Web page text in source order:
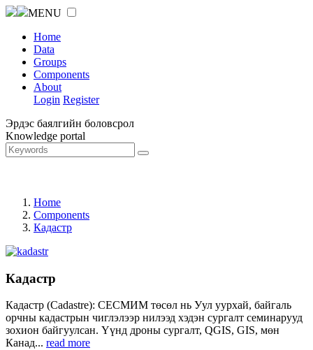
MENU
Home
Data
Groups
Components
About
Login Register
Эрдэс баялгийн боловсрол
Knowledge portal
Home
Components
Кадастр
Кадастр
Кадастр (Cadastre): СЕСМИМ төсөл нь Уул уурхай, байгаль
орчны кадастрын чиглэлээр нилээд хэдэн сургалт семинарууд
зохион байгуулсан. Үүнд дроны сургалт, QGIS, GIS, мөн
Канад... read more